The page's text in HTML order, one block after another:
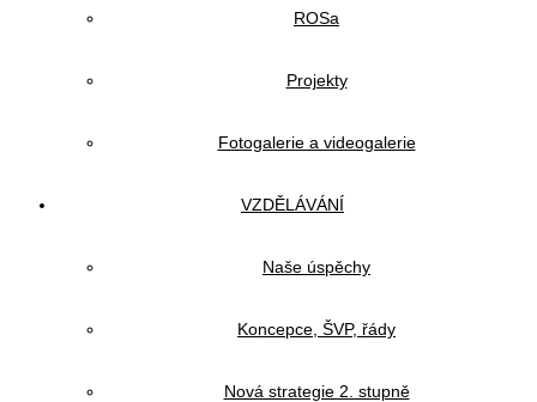
ROSa
Projekty
Fotogalerie a videogalerie
VZDĚLÁVÁNÍ
Naše úspěchy
Koncepce, ŠVP, řády
Nová strategie 2. stupně